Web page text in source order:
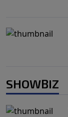
SHOWBIZ